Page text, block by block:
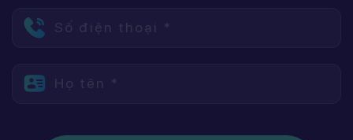
Số điện thoại *
Họ tên *